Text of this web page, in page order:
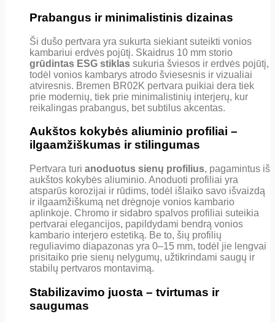
Prabangus ir minimalistinis dizainas
Ši dušo pertvara yra sukurta siekiant suteikti vonios
kambariui erdvės pojūtį. Skaidrus 10 mm storio
grūdintas ESG stiklas sukuria šviesos ir erdvės pojūtį,
todėl vonios kambarys atrodo šviesesnis ir vizualiai
atviresnis. Bremen BR02K pertvara puikiai dera tiek
prie modernių, tiek prie minimalistinių interjerų, kur
reikalingas prabangus, bet subtilus akcentas.
Aukštos kokybės aliuminio profiliai –
ilgaamžiškumas ir stilingumas
Pertvara turi anoduotus sienų profilius, pagamintus iš
aukštos kokybės aliuminio. Anoduoti profiliai yra
atsparūs korozijai ir rūdims, todėl išlaiko savo išvaizdą
ir ilgaamžiškumą net drėgnoje vonios kambario
aplinkoje. Chromo ir sidabro spalvos profiliai suteikia
pertvarai elegancijos, papildydami bendrą vonios
kambario interjero estetiką. Be to, šių profilių
reguliavimo diapazonas yra 0–15 mm, todėl jie lengvai
prisitaiko prie sienų nelygumų, užtikrindami saugų ir
stabilų pertvaros montavimą.
Stabilizavimo juosta – tvirtumas ir
saugumas